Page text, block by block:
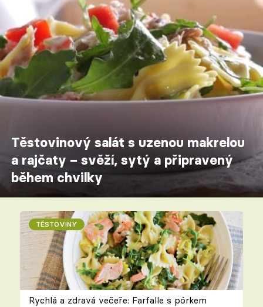
Těstovinový salát s uzenou makrelou
a rajčaty – svěží, sytý a připravený
během chvilky
TĚSTOVINY
Rychlá a zdravá večeře: Farfalle s pórkem